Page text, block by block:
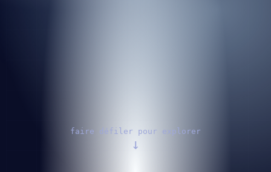
faire défiler pour explorer